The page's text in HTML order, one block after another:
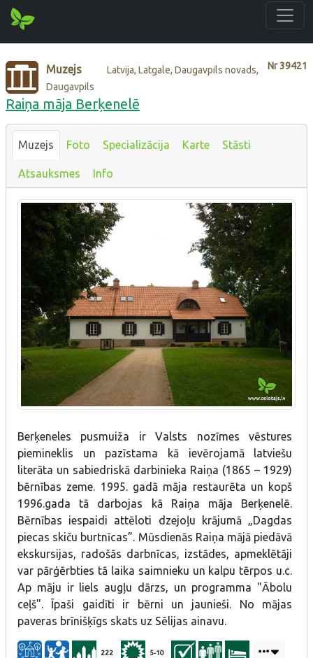
Nr39421
Muzejs
Latvija, Latgale, Daugavpils novads,
Daugavpils
Raiņa māja Berķenelē
Muzejs Foto Specializācija Karte Stāsti
Atsauksmes Info
Berķeneles pusmuiža ir Valsts nozīmes vēstures
piemineklis un pazīstama kā ievērojamā latviešu
literāta un sabiedriskā darbinieka Raiņa (1865 – 1929)
bērnības zeme. 1995. gadā māja restaurēta un kopš
1996.gada tā darbojas kā Raiņa māja Berķenelē.
Bērnības iespaidi attēloti dzejoļu krājumā „Dagdas
piecas skiču burtnīcas”. Mūsdienās Raiņa mājā piedāvā
ekskursijas, radošās darbnīcas, izstādes, apmeklētāji
var pārģērbties tā laika saimnieku un kalpu tērpos u.c.
Ap māju ir liels augļu dārzs, un programma "Ābolu
ceļš". Īpaši gaidīti ir bērni un jaunieši. No mājas
paveras brīnišķīgs skats uz Sēlijas ainavu.
222 5-10